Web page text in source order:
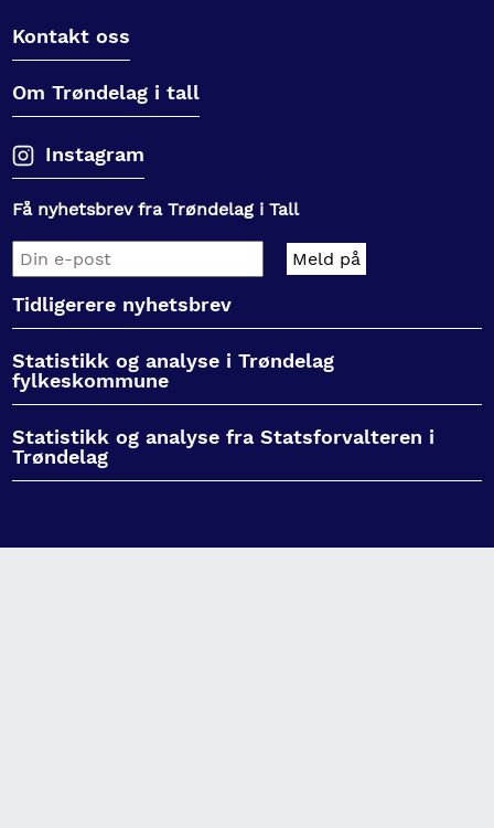
Kontakt oss
Om Trøndelag i tall
Instagram
Få nyhetsbrev fra Trøndelag i Tall
Tidligerere nyhetsbrev
Statistikk og analyse i Trøndelag
fylkeskommune
Statistikk og analyse fra Statsforvalteren i
Trøndelag